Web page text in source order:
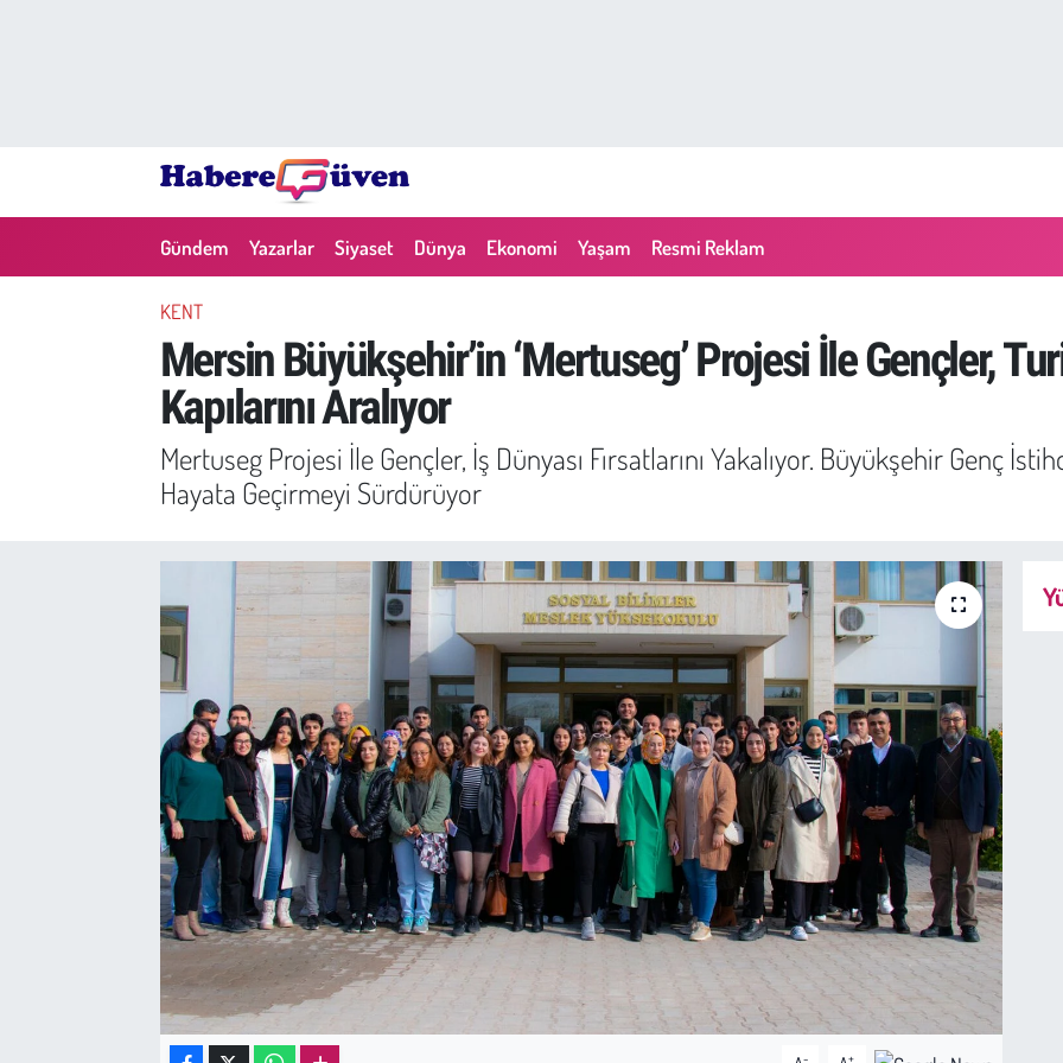
Gündem Yazarlar Siyaset Dünya Ekonomi Yaşam Resmi Reklam
KENT
Mersin Büyükşehir’in ‘Mertuseg’ Projesi İle Gençler,
Kapılarını Aralıyor
Mertuseg Projesi İle Gençler, İş Dünyası Fırsatlarını Yakalıyor. Büyükşehir Genç
Hayata Geçirmeyi Sürdürüyor
- +
Siyaset
Yerel Haberler
Kültür Sanat
Bilim - Teknoloji
İnsan Hakları
Hayvan Hakları
Süper Lig Puan Durumu ve Fikstür
Son Dakika Haberleri